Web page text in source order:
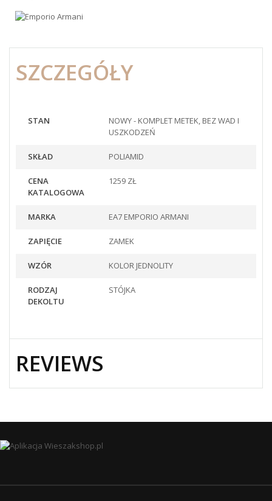
SZCZEGÓŁY
STAN
NOWY - KOMPLET METEK, BEZ WAD I
USZKODZEŃ
SKŁAD POLIAMID
CENA
KATALOGOWA
1259 ZŁ
MARKA EA7 EMPORIO ARMANI
ZAPIĘCIE ZAMEK
WZÓR KOLOR JEDNOLITY
RODZAJ
DEKOLTU
STÓJKA
REVIEWS